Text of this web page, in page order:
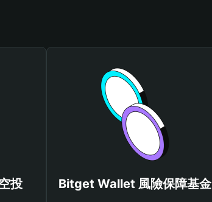
投 Bitget Wallet 風險保障基金